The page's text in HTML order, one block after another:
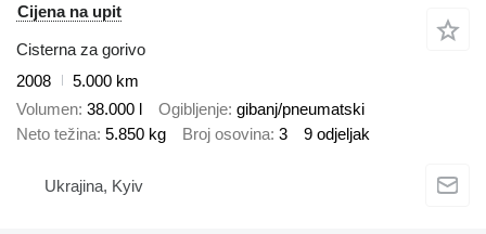
Cijena na upit
Cisterna za gorivo
2008
5.000 km
Volumen 38.000 l Ogibljenje gibanj/pneumatski
Neto težina 5.850 kg Broj osovina 3 9 odjeljak
Ukrajina, Kyiv